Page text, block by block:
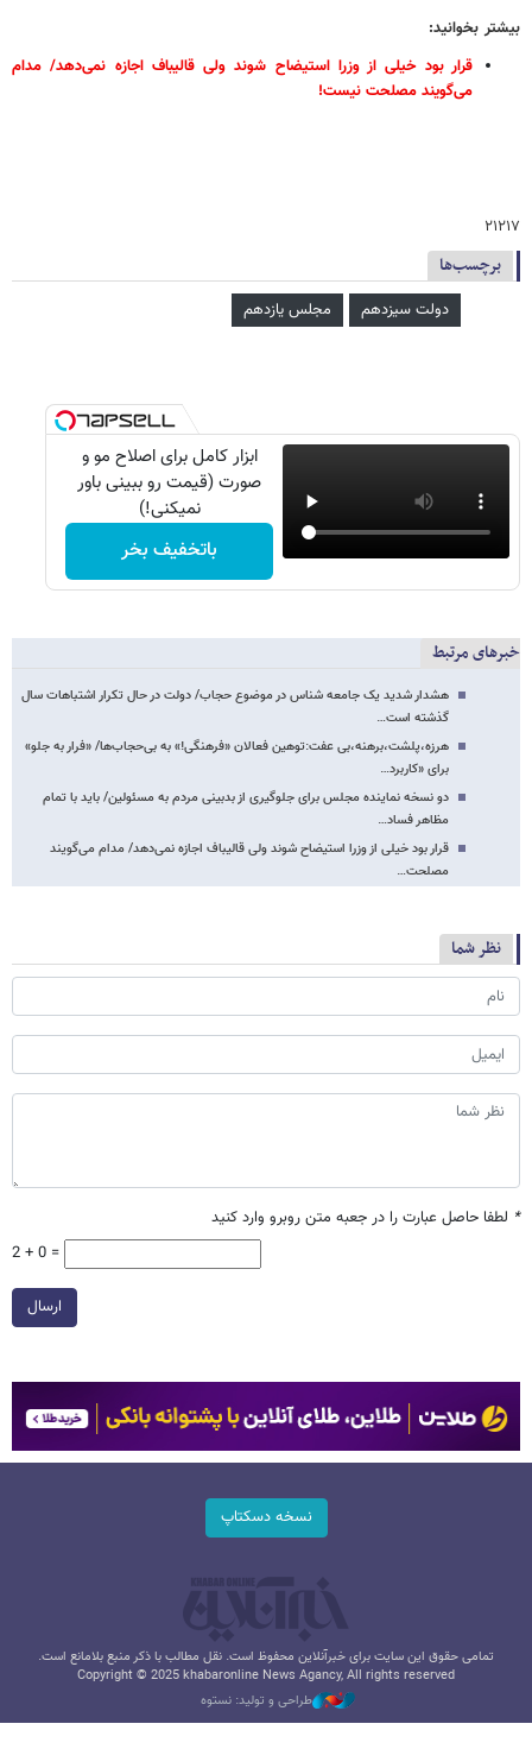
بیشتر بخوانید:
قرار بود خیلی از وزرا استیضاح شوند ولی قالیباف اجازه نمی‌دهد/ مدام
می‌گویند مصلحت نیست!
۲۱۲۱۷
برچسب‌ها
دولت سیزدهم مجلس یازدهم
ابزار کامل برای اصلاح مو و
صورت (قیمت رو ببینی باور
نمیکنی!)
باتخفیف بخر
خبرهای مرتبط
هشدار شدید یک جامعه شناس در موضوع حجاب/ ‏دولت در حال تکرار اشتباهات سال
گذشته است…
هرزه،پلشت،برهنه،بی عفت:توهین فعالان «فرهنگی!» به بی‌حجاب‌ها/ «فرار به جلو»
برای «کاربرد…
دو نسخه نماینده مجلس برای جلوگیری از بدبینی مردم به مسئولین/ باید با تمام
مظاهر فساد…
قرار بود خیلی از وزرا استیضاح شوند ولی قالیباف اجازه نمی‌دهد/ مدام می‌گویند
مصلحت…
نظر شما
* لطفا حاصل عبارت را در جعبه متن روبرو وارد کنید
2 + 0 =
ارسال
نسخه دسکتاپ
تمامی حقوق این سایت برای خبرآنلاین محفوظ است. نقل مطالب با ذکر منبع بلامانع است.
Copyright © 2025 khabaronline News Agancy, All rights reserved
طراحی و تولید: نستوه